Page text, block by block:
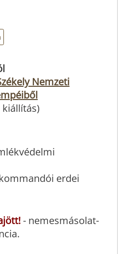
Nemzeti
erdei
- nemesmásolat-